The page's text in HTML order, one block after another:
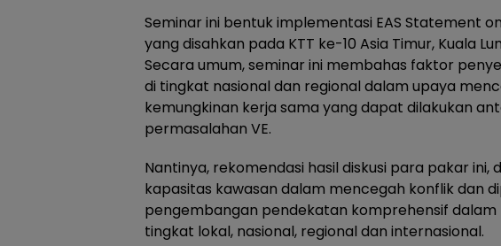
Seminar ini bentuk implementasi EAS Statement
yang disahkan pada KTT ke-10 Asia Timur, Kuala
Secara umum, seminar ini membahas faktor
di tingkat nasional dan regional dalam upaya
kemungkinan kerja sama yang dapat dilakukan
permasalahan VE.
Nantinya, rekomendasi hasil diskusi para pakar
kapasitas kawasan dalam mencegah konflik dan
pengembangan pendekatan komprehensif
tingkat lokal, nasional, regional dan internasional.